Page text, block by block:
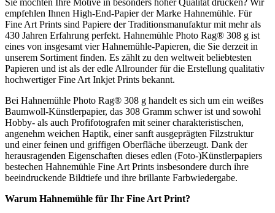
empfehlen Ihnen High-End-Papier der Marke Hahnemühle. Für
Fine Art Prints sind Papiere der Traditionsmanufaktur mit mehr als
430 Jahren Erfahrung perfekt. Hahnemühle Photo Rag® 308 g ist
eines von insgesamt vier Hahnemühle-Papieren, die Sie derzeit in
unserem Sortiment finden. Es zählt zu den weltweit beliebtesten
Papieren und ist als der edle Allrounder für die Erstellung qualitativ
hochwertiger Fine Art Inkjet Prints bekannt.
Bei Hahnemühle Photo Rag® 308 g handelt es sich um ein weißes
Baumwoll-Künstlerpapier, das 308 Gramm schwer ist und sowohl
Hobby- als auch Profifotografen mit seiner charakteristischen,
angenehm weichen Haptik, einer sanft ausgeprägten Filzstruktur
und einer feinen und griffigen Oberfläche überzeugt. Dank der
herausragenden Eigenschaften dieses edlen (Foto-)Künstlerpapiers
bestechen Hahnemühle Fine Art Prints insbesondere durch ihre
beeindruckende Bildtiefe und ihre brillante Farbwiedergabe.
Warum Hahnemühle für Ihr Fine Art Print?